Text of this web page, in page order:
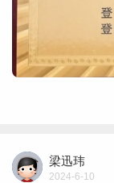
梁迅玮
2024-6-10